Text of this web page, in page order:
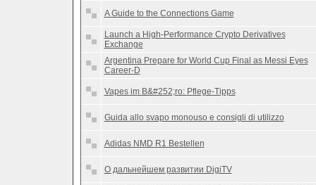
A Guide to the Connections Game
Launch a High-Performance Crypto Derivatives
Exchange
Argentina Prepare for World Cup Final as Messi Eyes
Career-D
Vapes im B&#252;ro: Pflege-Tipps
Guida allo svapo monouso e consigli di utilizzo
Adidas NMD R1 Bestellen
О дальнейшем развитии DigiTV